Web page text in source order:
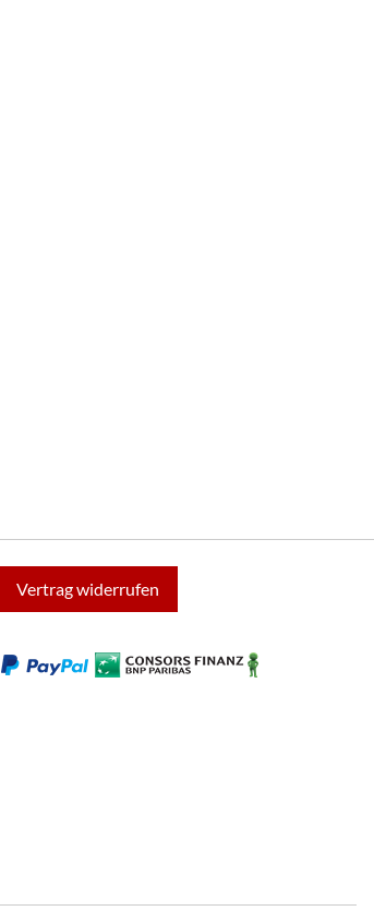
Vertrag widerrufen